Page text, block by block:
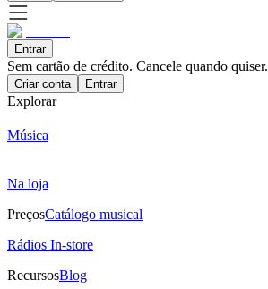
Entrar
Sem cartão de crédito. Cancele quando quiser.
Criar conta Entrar
Explorar
Música
Na loja
PreçosCatálogo musical
Rádios In-store
RecursosBlog